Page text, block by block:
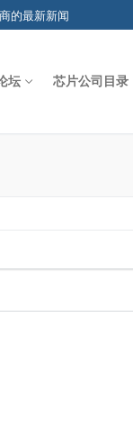
的最新新闻
坛 芯片公司目录